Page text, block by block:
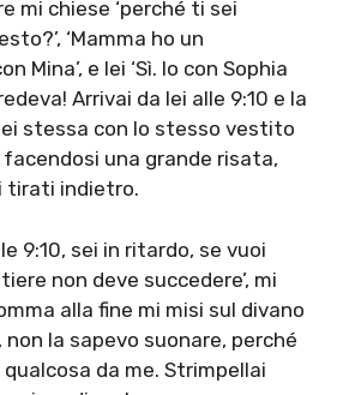
mi chiese ‘perché ti sei
‘Mamma ho un
Mina’, e lei ‘Sì. Io con Sophia
Arrivai da lei alle 9:10 e la
stessa con lo stesso vestito
facendosi una grande risata,
tirati indietro.
9:10, sei in ritardo, se vuoi
non deve succedere’, mi
alla fine mi misi sul divano
la sapevo suonare, perché
da me. Strimpellai